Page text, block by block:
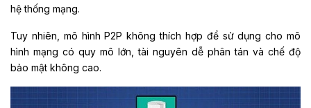
hệ thống mạng.
Tuy nhiên, mô hình P2P không thích hợp để sử dụng cho mô
hình mạng có quy mô lớn, tài nguyên dễ phân tán và chế độ
bảo mật không cao.